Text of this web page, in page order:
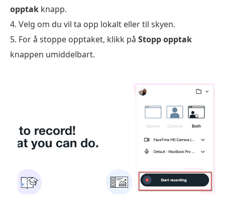
opptak knapp.
4. Velg om du vil ta opp lokalt eller til skyen.
5. For å stoppe opptaket, klikk på Stopp opptak
knappen umiddelbart.